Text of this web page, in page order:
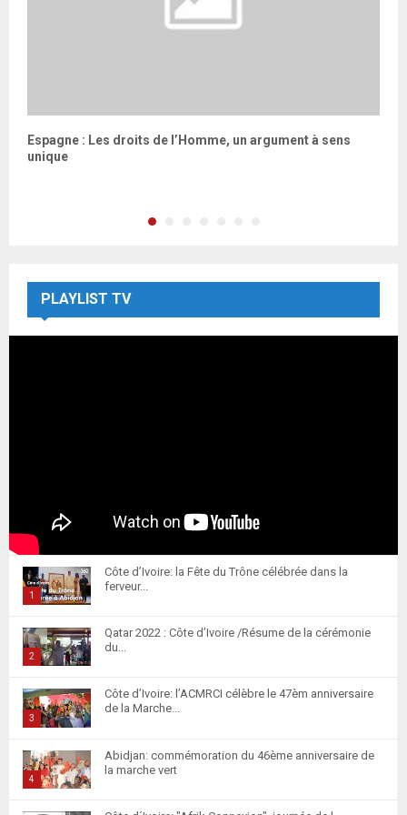
Espagne : Les droits de l’Homme, un argument à sens
unique
PLAYLIST TV
1
h
u
b
n
i
l
y
Côte d’Ivoire: la Fête du Trône célébrée dans la
ferveur...
2
h
u
b
n
Qatar 2022 : Côte d’Ivoire /Résume de la cérémonie
du...
3
h
u
Côte d’Ivoire: l’ACMRCI célèbre le 47èm anniversaire
de la Marche...
4
Abidjan: commémoration du 46ème anniversaire de
la marche vert